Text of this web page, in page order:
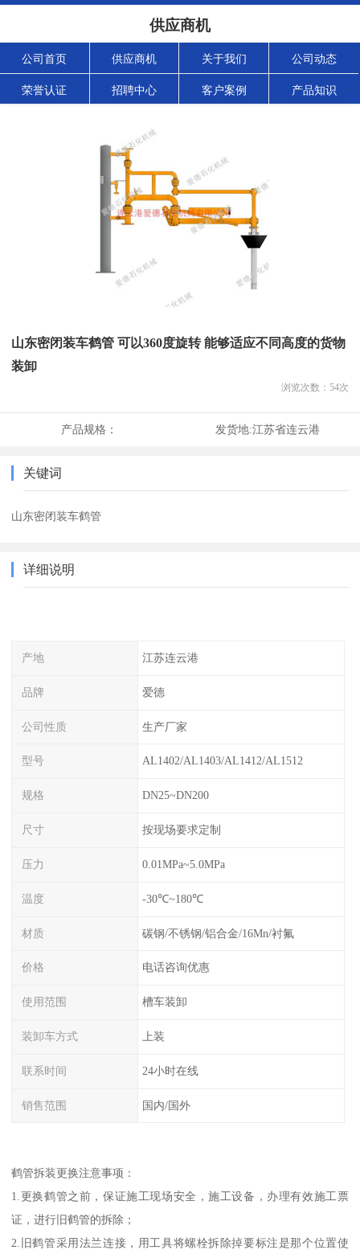
供应商机
公司首页 供应商机 关于我们 公司动态
荣誉认证 招聘中心 客户案例 产品知识
山东密闭装车鹤管 可以360度旋转 能够适应不同高度的货物
装卸
浏览次数： 54次
产品规格： 发货地:江苏省连云港
关键词
山东密闭装车鹤管
详细说明
产地 江苏连云港
品牌 爱德
公司性质 生产厂家
型号 AL1402/AL1403/AL1412/AL1512
规格 DN25~DN200
尺寸 按现场要求定制
压力 0.01MPa~5.0MPa
温度 -30℃~180℃
材质 碳钢/不锈钢/铝合金/16Mn/衬氟
价格 电话咨询优惠
使用范围 槽车装卸
装卸车方式 上装
联系时间 24小时在线
销售范围 国内/国外
鹤管拆装更换注意事项：
1.更换鹤管之前，保证施工现场安全，施工设备，办理有效施工票
证，进行旧鹤管的拆除；
2.旧鹤管采用法兰连接，用工具将螺栓拆除掉要标注是那个位置使